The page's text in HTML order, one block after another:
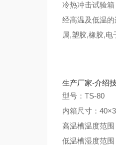
冷热冲击试验箱
经高温及低温
属,塑胶,橡胶,
生产厂家-介绍
型号：TS-80
内箱尺寸：
高温槽温度范
低温槽湿度范